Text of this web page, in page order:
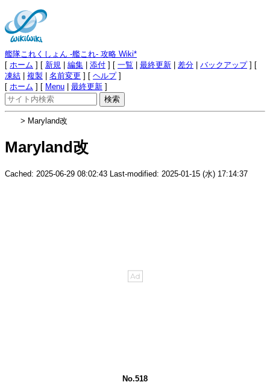
艦隊これくしょん -艦これ- 攻略 Wiki*
[ ホーム ] [ 新規 編集 添付 ] [ 一覧 最終更新 差分 バックアップ] [
凍結
複製 名前変更 ] [ ヘルプ]
[ ホーム ] [ Menu 最終更新 ]
> Maryland改
Maryland改
Cached: 2025-06-29 08:02:43 Last-modified: 2025-01-15 (水) 17:14:37
No.518